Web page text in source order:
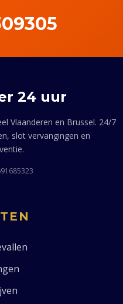
24 uur
Vlaanderen en Brussel. 24/7
slot vervangingen en